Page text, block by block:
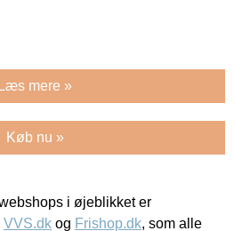
Læs mere »
Køb nu »
i øjeblikket er
VVS.dk og Frishop.dk, som alle